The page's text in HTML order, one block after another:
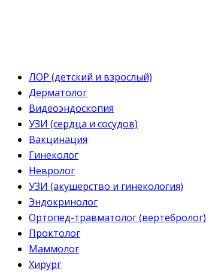
ЛОР (детский и взрослый)
Дерматолог
Видеоэндоскопия
УЗИ (сердца и сосудов)
Вакцинация
Гинеколог
Невролог
УЗИ (акушерство и гинекология)
Эндокринолог
Ортопед-травматолог (вертебролог)
Проктолог
Маммолог
Хирург